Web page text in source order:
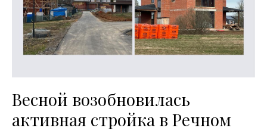
Весной возобновилась
активная стройка в Речном